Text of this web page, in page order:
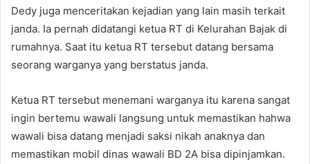
Dedy juga menceritakan kejadian yang lain masih terkait
janda. Ia pernah didatangi ketua RT di Kelurahan Bajak di
rumahnya. Saat itu ketua RT tersebut datang bersama
seorang warganya yang berstatus janda.
Ketua RT tersebut menemani warganya itu karena sangat
ingin bertemu wawali langsung untuk memastikan hahwa
wawali bisa datang menjadi saksi nikah anaknya dan
memastikan mobil dinas wawali BD 2A bisa dipinjamkan.